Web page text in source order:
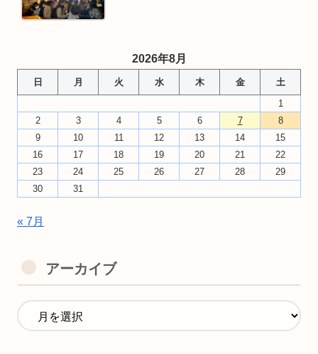
2026年8月
日 月 火 水 木 金
土
1
2
3 4 5 6 7
8
9
10 11 12 13 14
15
16
17 18 19 20 21
22
23
24 25 26 27 28
29
30
31
« 7月
アーカイブ